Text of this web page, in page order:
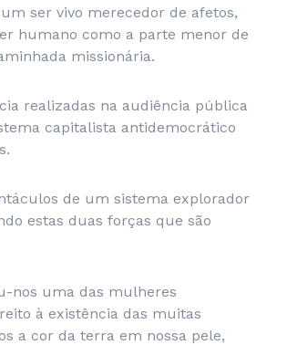
ser vivo merecedor de afetos,
humano como a parte menor de
missionária.
realizadas na audiência pública
capitalista antidemocrático
de um sistema explorador
estas duas forças que são
nos uma das mulheres
à existência das muitas
a cor da terra em nossa pele,